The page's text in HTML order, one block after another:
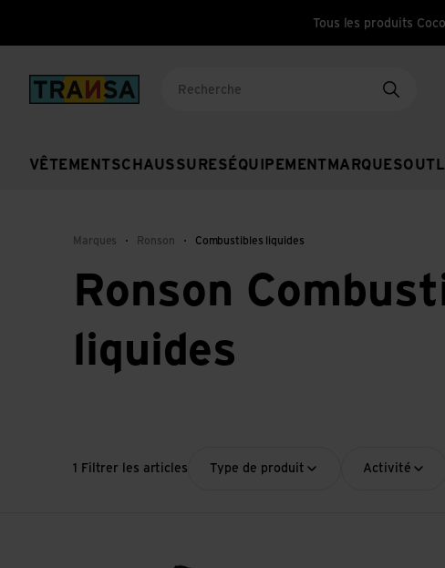
Tous les produits
Back to home
VÊTEMENTSCHAUSSURES ÉQUIPEMENT MARQUES
Marques Ronson Combustibles liquides
Ronson
liquides
1 Filtrer les articles Type de produit Activité